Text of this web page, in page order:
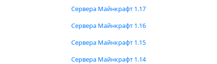
Сервера Майнкрафт 1.17
Сервера Майнкрафт 1.16
Сервера Майнкрафт 1.15
Сервера Майнкрафт 1.14